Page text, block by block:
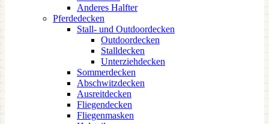
Anderes Halfter
Pferdedecken
Stall- und Outdoordecken
Outdoordecken
Stalldecken
Unterziehdecken
Sommerdecken
Abschwitzdecken
Ausreitdecken
Fliegendecken
Fliegenmasken